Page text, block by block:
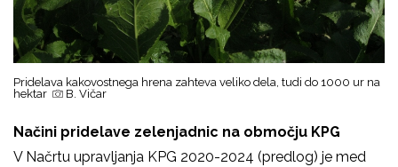
Pridelava kakovostnega hrena zahteva veliko dela, tudi do 1000 ur na
hektar
B. Vičar
Načini pridelave zelenjadnic na območju KPG
V Načrtu upravljanja KPG 2020-2024 (predlog) je med